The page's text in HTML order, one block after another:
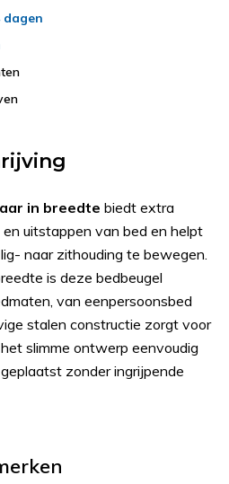
dagen
in breedte biedt extra
uitstappen van bed en helpt
naar zithouding te bewegen.
is deze bedbeugel
van eenpersoonsbed
stalen constructie zorgt voor
slimme ontwerp eenvoudig
zonder ingrijpende